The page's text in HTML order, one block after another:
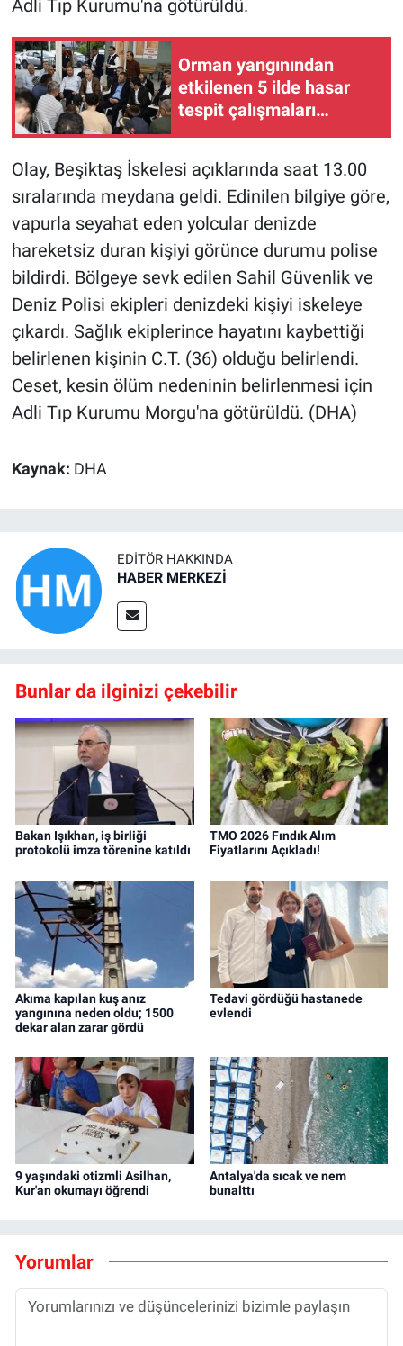
Adli Tıp Kurumu'na götürüldü.
Orman yangınından
etkilenen 5 ilde hasar
tespit çalışmaları
tamamlandı
Olay, Beşiktaş İskelesi açıklarında saat 13.00
sıralarında meydana geldi. Edinilen bilgiye göre,
vapurla seyahat eden yolcular denizde
hareketsiz duran kişiyi görünce durumu polise
bildirdi. Bölgeye sevk edilen Sahil Güvenlik ve
Deniz Polisi ekipleri denizdeki kişiyi iskeleye
çıkardı. Sağlık ekiplerince hayatını kaybettiği
belirlenen kişinin C.T. (36) olduğu belirlendi.
Ceset, kesin ölüm nedeninin belirlenmesi için
Adli Tıp Kurumu Morgu'na götürüldü. (DHA)
Kaynak: DHA
EDITÖR HAKKINDA
HABER MERKEZİ
Bunlar da ilginizi çekebilir
Bakan Işıkhan, iş birliği
protokolü imza törenine katıldı
TMO 2026 Fındık Alım
Fiyatlarını Açıkladı!
Akıma kapılan kuş anız
yangınına neden oldu; 1500
dekar alan zarar gördü
Tedavi gördüğü hastanede
evlendi
9 yaşındaki otizmli Asilhan,
Kur'an okumayı öğrendi
Antalya'da sıcak ve nem
bunalttı
Yorumlar